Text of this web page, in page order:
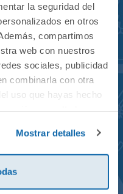
la seguridad del
en otros
compartimos
web con nuestros
sociales, publicidad
combinarla con otra
uso que hayas hecho
Mostrar detalles